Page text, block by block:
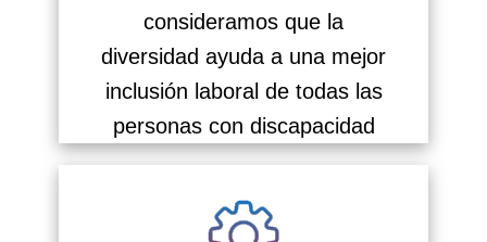
consideramos que la
diversidad ayuda a una mejor
inclusión laboral de todas las
personas con discapacidad